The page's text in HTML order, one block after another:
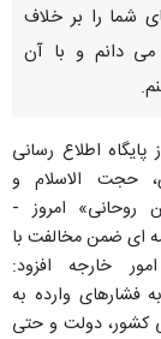
شما را بر خلاف
دانم و با آن
پایگاه اطلاع رسانی
حجت الاسلام و
روحانی» امروز -
ای ضمن مخالفت با
خارجه افزود:
فشارهای وارده به
كشور، دولت و حتی